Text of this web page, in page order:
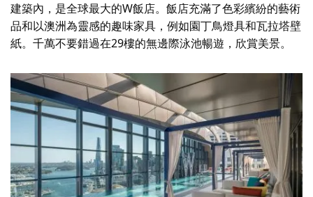
建築內 ，是全球最大的W飯店。飯店充滿了色彩繽紛的藝術
品和以澳洲為靈感的趣味家具，例如園丁鳥燈具和瓦拉塔壁
紙。千萬不要錯過在29樓的無邊際泳池暢遊，欣賞美景。